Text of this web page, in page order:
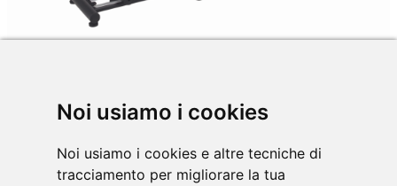
Noi usiamo i cookies
Noi usiamo i cookies e altre tecniche di
tracciamento per migliorare la tua